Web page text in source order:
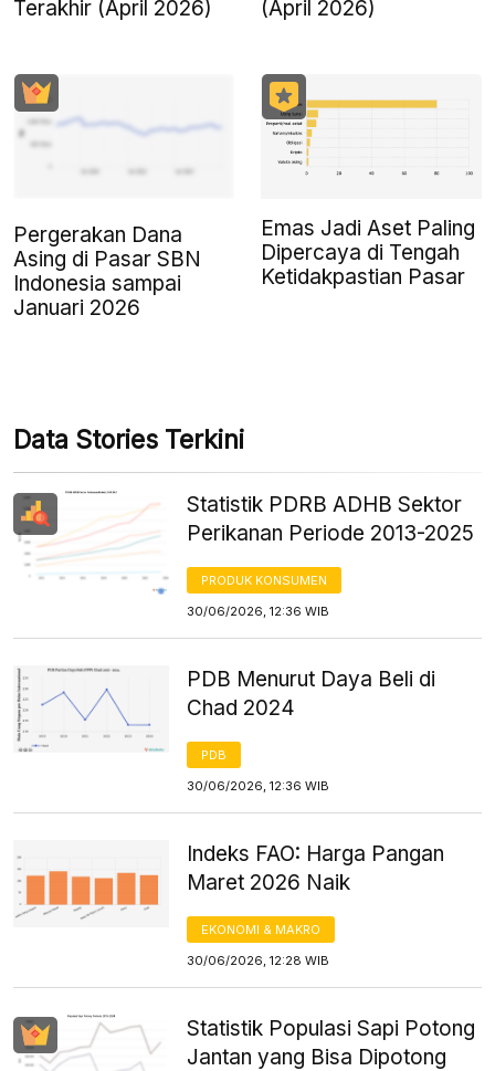
Terakhir (April 2026) (April 2026)
Pergerakan Dana
Asing di Pasar SBN
Indonesia sampai
Januari 2026
Emas Jadi Aset Paling
Dipercaya di Tengah
Ketidakpastian Pasar
Data Stories Terkini
Statistik PDRB ADHB Sektor
Perikanan Periode 2013-2025
PRODUK KONSUMEN
30/06/2026, 12:36 WIB
PDB Menurut Daya Beli di
Chad 2024
PDB
30/06/2026, 12:36 WIB
Indeks FAO: Harga Pangan
Maret 2026 Naik
EKONOMI & MAKRO
30/06/2026, 12:28 WIB
Statistik Populasi Sapi Potong
Jantan yang Bisa Dipotong